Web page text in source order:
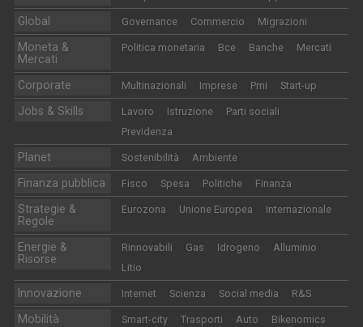
Global Governance Commercio Migrazioni
Moneta &
Mercati
Politica monetaria Bce Banche Mercati
Corporate Multinazionali Imprese Pmi Start-up
Jobs & Skills Lavoro Istruzione
Parti sociali
Previdenza
Planet Sostenibilità Ambiente
Finanza pubblica Fisco Spesa Politiche Finanza
Strategie &
Regole
Eurozona Unione Europea Internazionale
Energie &
Risorse
Rinnovabili Gas Idrogeno
Alluminio
Litio
Innovazione Internet Scienza Social media R&S
Mobilità Smart-city Trasporti Auto Bikenomics